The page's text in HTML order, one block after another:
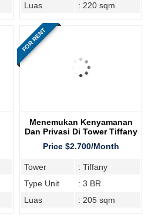
Luas
: 220 sqm
FOR RENT
Menemukan Kenyamanan
Dan Privasi Di Tower Tiffany
Kemang Village Residence
Price $2.700/Month
Tower
: Tiffany
Type Unit
: 3 BR
Luas
: 205 sqm